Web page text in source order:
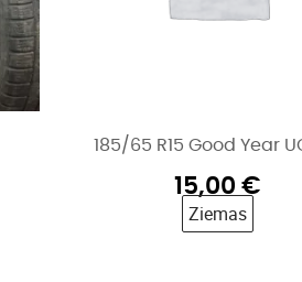
185/65 R15 Good Year
15,00 €
Ziemas